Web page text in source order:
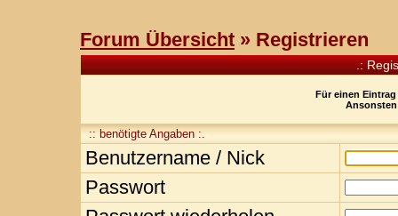
Forum Übersicht » Registrieren
.:
Für einen
:: benötigte Angaben :.
Benutzername / Nick
Passwort